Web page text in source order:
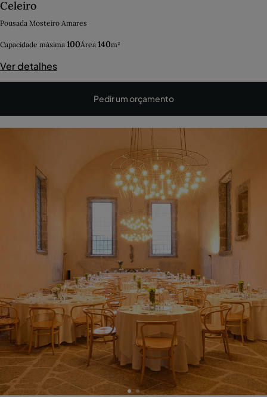
Celeiro
Pousada Mosteiro Amares
Capacidade máxima 100Área 140m²
Ver detalhes
Pedir um orçamento